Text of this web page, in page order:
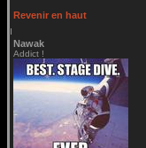
Revenir en haut
Nawak
Addict !